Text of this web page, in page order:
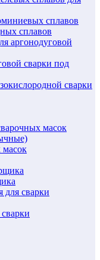
сплавов
сплавов
аргонодуговой
сварки под
сварки
масок
масок
сварки